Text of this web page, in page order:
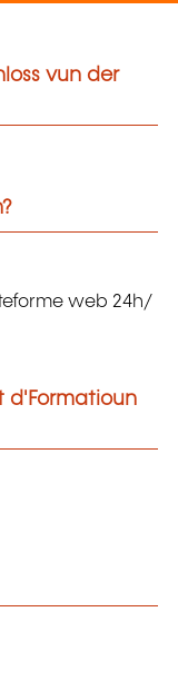
vun der
web 24h/
d'Formatioun